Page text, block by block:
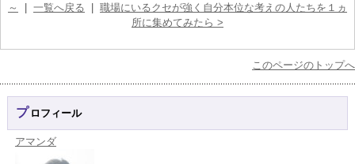
～
一覧へ戻る
職場にいるクセが強く自分本位な考えの人たちを１ヵ
所に集めてみたら >
このページのトップへ
プロフィール
アマンダ